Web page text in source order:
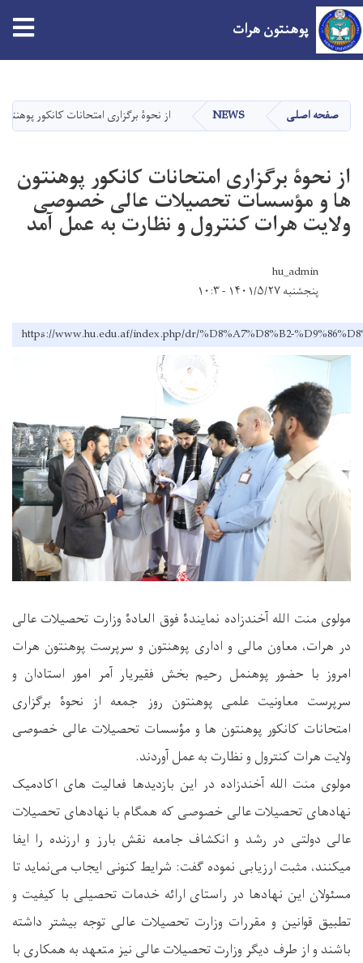
main
content
پوهنتون هرات
صفحه اصلی NEWS از نحوۀ برگزاری امتحانات کانکور
از نحوۀ برگزاری امتحانات کانکور پوهنتون
ها و مؤسسات تحصیلات عالی خصوصی
ولایت هرات کنترول و نظارت به عمل آمد
hu_admin
پنجشنبه ۱۴۰۱/۵/۲۷ - ۱۰:۳
https://www.hu.edu.af/index.php/dr/%D8%A7%D8%B2-
مولوی منت الله آخندزاده نمایندۀ فوق العادۀ وزارت تحصیلات عالی
در هرات، معاون مالی و اداری پوهنتون و سرپرست پوهنتون هرات
امروز با حضور پوهنمل رحیم بخش فقیریار آمر امور استادان و
سرپرست معاونیت علمی پوهنتون روز جمعه از نحوۀ برگزاری
امتحانات کانکور پوهنتون ها و مؤسسات تحصیلات عالی خصوصی
ولایت هرات کنترول و نظارت به عمل آوردند.
مولوی منت الله آخندزاده در این بازدیدها فعالیت های اکادمیک
نهادهای تحصیلات عالی خصوصی که همگام با نهادهای تحصیلات
عالی دولتی در رشد و انکشاف جامعه نقش بارز و ارزنده را ایفا
میکنند، مثبت ارزیابی نموده گفت: شرایط کنونی ایجاب می‌نماید تا
مسئولان این نهادها در راستای ارائه خدمات تحصیلی با کیفیت و
تطبیق قوانین و مقررات وزارت تحصیلات عالی توجه بیشتر داشته
باشند و از طرف دیگر وزارت تحصیلات عالی نیز متعهد به همکاری با